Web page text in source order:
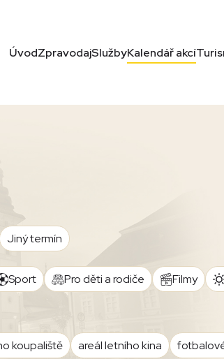
ÚvodZpravodajSlužbyKalendář akcí
Jiný termín
Sport Pro děti a rodiče Filmy
koupaliště areál letního kina